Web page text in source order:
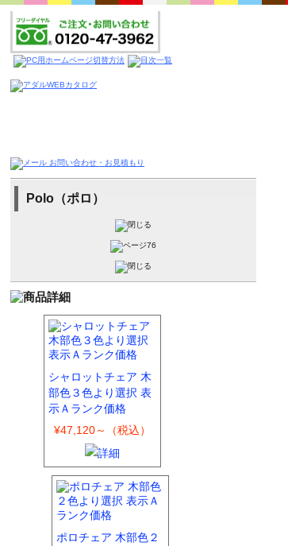
Polo（ポロ）
シャロットチェア 木
部色３色より選択 表
示Ａランク価格
¥47,120～（税込）
ポロチェア 木部色２